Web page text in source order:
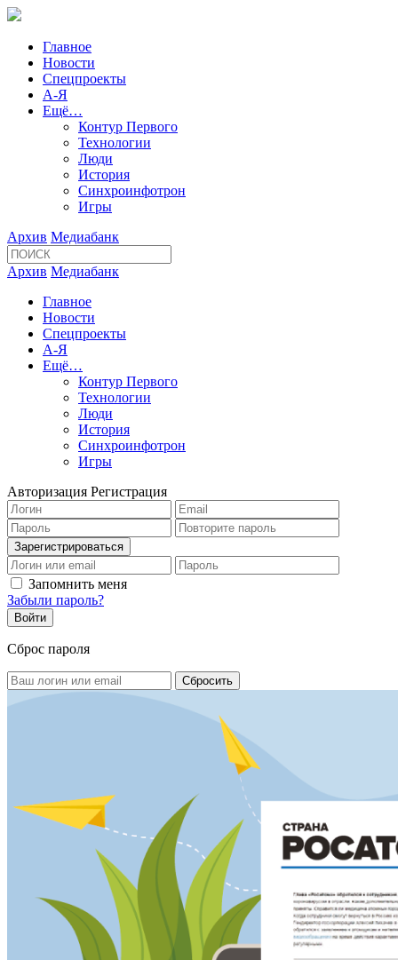
Главное
Новости
Спецпроекты
А-Я
Ещё…
Контур Первого
Технологии
Люди
История
Синхроинфотрон
Игры
Архив Медиабанк
Архив Медиабанк
Главное
Новости
Спецпроекты
А-Я
Ещё…
Контур Первого
Технологии
Люди
История
Синхроинфотрон
Игры
Авторизация Регистрация
Запомнить меня
Забыли пароль?
Сброс пароля